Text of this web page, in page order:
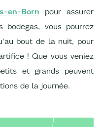
en-Born pour assurer
bodegas, vous pourrez
bout de la nuit, pour
! Que vous veniez
et grands peuvent
de la journée.